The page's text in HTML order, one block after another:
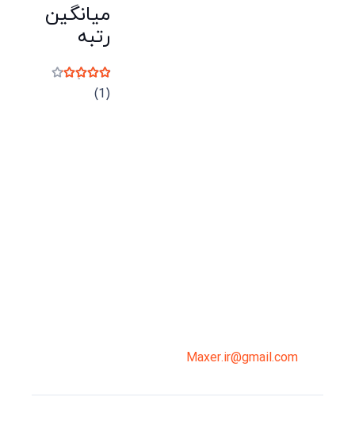
میانگین
رتبه
نمره(1)
Maxer.ir@gmail.com